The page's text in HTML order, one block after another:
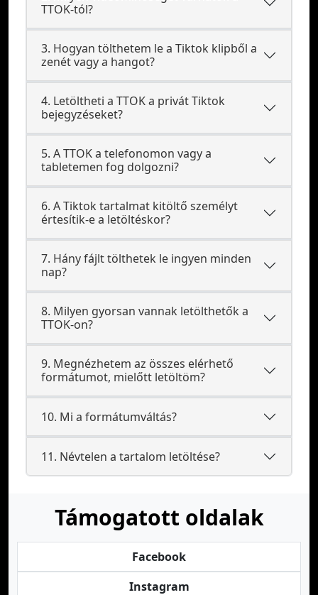
TTOK-tól?
3. Hogyan tölthetem le a Tiktok klipből a
zenét vagy a hangot?
4. Letöltheti a TTOK a privát Tiktok
bejegyzéseket?
5. A TTOK a telefonomon vagy a
tabletemen fog dolgozni?
6. A Tiktok tartalmat kitöltő személyt
értesítik-e a letöltéskor?
7. Hány fájlt tölthetek le ingyen minden
nap?
8. Milyen gyorsan vannak letölthetők a
TTOK-on?
9. Megnézhetem az összes elérhető
formátumot, mielőtt letöltöm?
10. Mi a formátumváltás?
11. Névtelen a tartalom letöltése?
Támogatott oldalak
Facebook
Instagram